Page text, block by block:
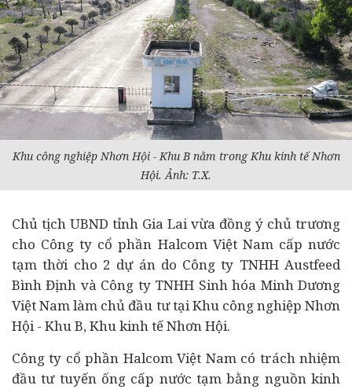
Khu công nghiệp Nhơn Hội - Khu B nằm trong Khu kinh tếNhơn
Hội. Ảnh: T.X.
Chủ tịch UBND tỉnh Gia Lai vừa đồng ý chủ trương
cho Công ty cổ phần Halcom Việt Nam cấp nước
tạm thời cho 2 dự ándo Công ty TNHH Austfeed
Bình Định và Công ty TNHH Sinh hóa Minh Dương
Việt Nam làm chủ đầu tưtại Khu công nghiệp Nhơn
Hội - Khu B, Khu kinh tế Nhơn Hội.
Công ty cổ phần Halcom Việt Nam có trách nhiệm
đầu tư tuyến ống cấp nước tạm bằng nguồn kinh